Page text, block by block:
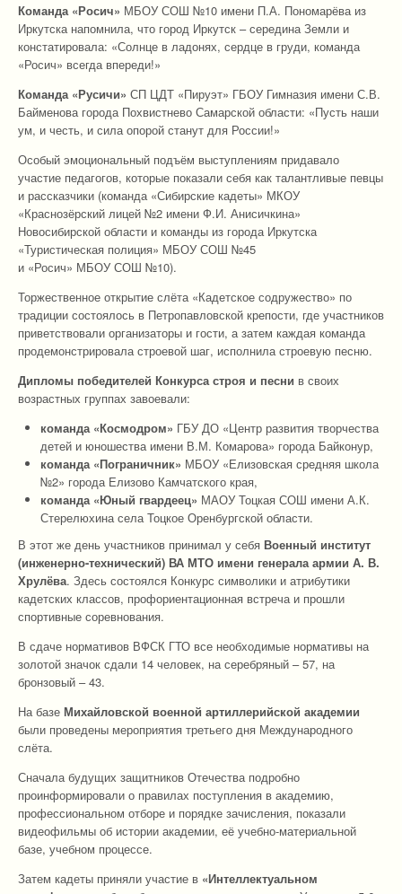
Команда «Росич» МБОУ СОШ №10 имени П.А. Пономарёва из
Иркутска напомнила, что город Иркутск – середина Земли и
констатировала: «Солнце в ладонях, сердце в груди, команда
«Росич» всегда впереди!»
Команда «Русичи» СП ЦДТ «Пируэт» ГБОУ Гимназия имени С.В.
Байменова города Похвистнево Самарской области: «Пусть наши
ум, и честь, и сила опорой станут для России!»
Особый эмоциональный подъём выступлениям придавало
участие педагогов, которые показали себя как талантливые певцы
и рассказчики (команда «Сибирские кадеты» МКОУ
«Краснозёрский лицей №2 имени Ф.И. Анисичкина»
Новосибирской области и команды из города Иркутска
«Туристическая полиция» МБОУ СОШ №45
и «Росич» МБОУ СОШ №10).
Торжественное открытие слёта «Кадетское содружество» по
традиции состоялось в Петропавловской крепости, где участников
приветствовали организаторы и гости, а затем каждая команда
продемонстрировала строевой шаг, исполнила строевую песню.
Дипломы победителей Конкурса строя и песни в своих
возрастных группах завоевали:
команда «Космодром» ГБУ ДО «Центр развития творчества
детей и юношества имени В.М. Комарова» города Байконур,
команда «Пограничник» МБОУ «Елизовская средняя школа
№2» города Елизово Камчатского края,
команда «Юный гвардеец» МАОУ Тоцкая СОШ имени А.К.
Стерелюхина села Тоцкое Оренбургской области.
В этот же день участников принимал у себя Военный институт
(инженерно-технический) ВА МТО имени генерала армии А. В.
Хрулёва. Здесь состоялся Конкурс символики и атрибутики
кадетских классов, профориентационная встреча и прошли
спортивные соревнования.
В сдаче нормативов ВФСК ГТО все необходимые нормативы на
золотой значок сдали 14 человек, на серебряный – 57, на
бронзовый – 43.
На базе Михайловской военной артиллерийской академии
были проведены мероприятия третьего дня Международного
слёта.
Сначала будущих защитников Отечества подробно
проинформировали о правилах поступления в академию,
профессиональном отборе и порядке зачисления, показали
видеофильмы об истории академии, её учебно-материальной
базе, учебном процессе.
Затем кадеты приняли участие в «Интеллектуальном